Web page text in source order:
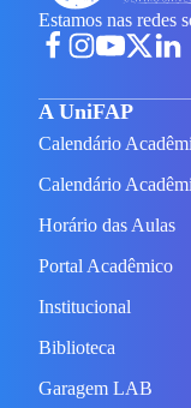
Estamos nas redes
A UniFAP
Calendário
Calendário
Horário das Aulas
Portal Acadêmico
Institucional
Biblioteca
Garagem LAB